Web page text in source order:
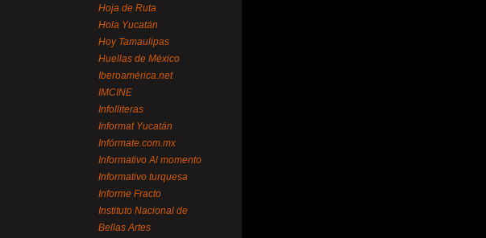
Hoja de Ruta
Hola Yucatán
Hoy Tamaulipas
Huellas de México
Iberoamérica.net
IMCINE
Infolliteras
Informat Yucatán
Infórmate.com.mx
Informativo Al momento
Informativo turquesa
Informe Fracto
Instituto Nacional de
Bellas Artes